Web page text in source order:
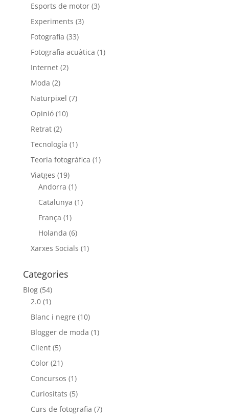
Esports de motor(3)
Experiments (3)
Fotografia (33)
Fotografia acuàtica (1)
Internet(2)
Moda (2)
Naturpixel (7)
Opinió(10)
Retrat(2)
Tecnología (1)
Teoría fotográfica (1)
Viatges (19)
Andorra (1)
Catalunya (1)
França (1)
Holanda (6)
Xarxes Socials (1)
Categories
Blog(54)
2.0(1)
Blanc i negre (10)
Blogger de moda (1)
Client(5)
Color(21)
Concursos (1)
Curiositats (5)
Curs de fotografia (7)